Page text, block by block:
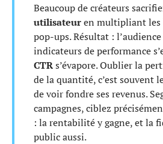
Beaucoup de créateurs
utilisateuren multipliant les
pop-ups. Résultat :
indicateurs de performance
CTRs’évapore. Oublier la
de la quantité, c’est souvent
de voir fondre ses revenus.
campagnes, ciblez
: la rentabilité y gagne, et la
public aussi.